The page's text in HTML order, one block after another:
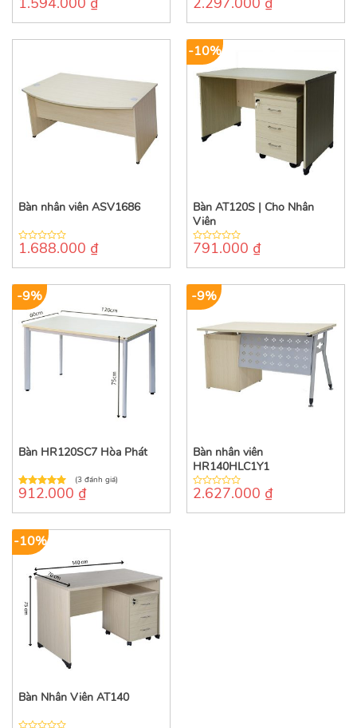
0
of
0
of
Bàn nhân viên ASV1686
0
of
1.688.000 ₫
-10%
Bàn AT120S | Cho Nhân
Viên
0
of
791.000 ₫
-9%
Bàn HR120SC7 Hòa Phát
5.00
out of
(3 đánh giá)
912.000 ₫
-9%
Bàn nhân viên
HR140HLC1Y1
0
of
2.627.000 ₫
-10%
Bàn Nhân Viên AT140